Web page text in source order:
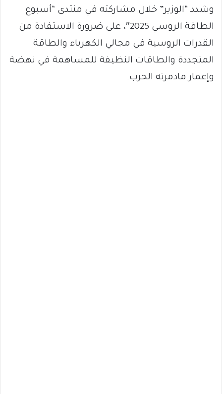
وشدد “الوزير” خلال مشاركته في منتدى “أسبوع
الطاقة الروسي 2025″، على ضرورة الاستفادة من
القدرات الروسية في مجالي الكهرباء والطاقة
المتجددة والطاقات النظيفة للمساهمة في نهضة
وإعمار مادمرته الحرب.